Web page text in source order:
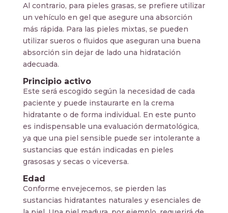
Al contrario, para pieles grasas, se prefiere utilizar
un vehículo en gel que asegure una absorción
más rápida. Para las pieles mixtas, se pueden
utilizar sueros o fluidos que aseguran una buena
absorción sin dejar de lado una hidratación
adecuada.
Principio activo
Este será escogido según la necesidad de cada
paciente y puede instaurarte en la crema
hidratante o de forma individual. En este punto
es indispensable una evaluación dermatológica,
ya que una piel sensible puede ser intolerante a
sustancias que están indicadas en pieles
grasosas y secas o viceversa.
Edad
Conforme envejecemos, se pierden las
sustancias hidratantes naturales y esenciales de